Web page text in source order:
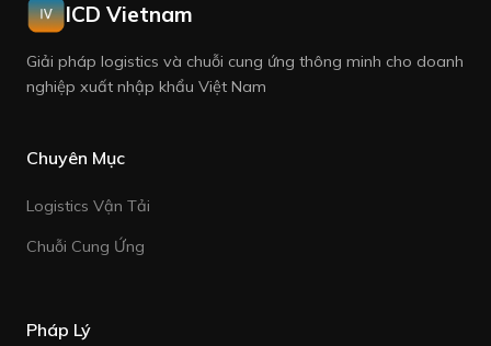
ICD Vietnam
Giải pháp logistics và chuỗi cung ứng thông minh cho doanh
nghiệp xuất nhập khẩu Việt Nam
Chuyên Mục
Logistics Vận Tải
Chuỗi Cung Ứng
Pháp Lý